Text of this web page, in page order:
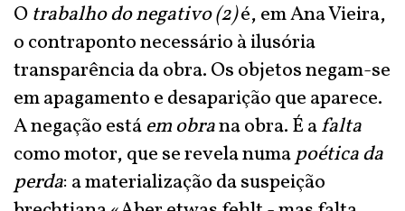
Otrabalho do negativo (2)é, em Ana Vieira,
o contraponto necessário à ilusória
transparência da obra. Os objetos negam-se
em apagamento e desaparição que aparece.
A negação estáem obrana obra. É afalta
como motor, que se revela numapoética da
perda: a materialização da suspeição